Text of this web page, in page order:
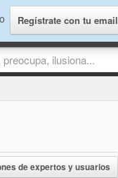
o Regístrate con tu email
de expertos y usuarios